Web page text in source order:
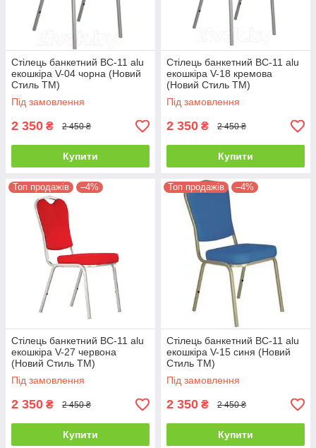
Стілець банкетний BC-11 alu
екошкіра V-04 чорна (Новий
Стиль ТМ)
Під замовлення
2 350 ₴ 2 450 ₴
Купити
Стілець банкетний BC-11 alu
екошкіра V-18 кремова
(Новий Стиль ТМ)
Під замовлення
2 350 ₴ 2 450 ₴
Купити
Топ продажів –4%
Стілець банкетний BC-11 alu
екошкіра V-27 червона
(Новий Стиль ТМ)
Під замовлення
2 350 ₴ 2 450 ₴
Купити
Топ продажів –4%
Стілець банкетний BC-11 alu
екошкіра V-15 синя (Новий
Стиль ТМ)
Під замовлення
2 350 ₴ 2 450 ₴
Купити